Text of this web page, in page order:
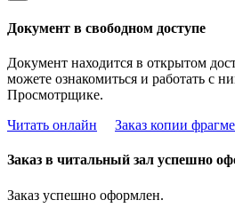
Документ в свободном доступе
Документ находится в открытом
можете ознакомиться и работать с
Просмотрщике.
Читать онлайн
Заказ копии
Заказ в читальный зал успешно
Заказ успешно оформлен.